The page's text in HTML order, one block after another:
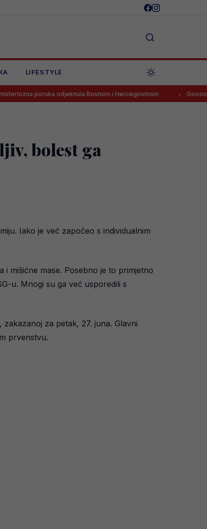
LIFESTYLE
odjeknula Bosnom i Hercegovinom Goooooool!
bolest ga
Iako je već započeo s individualnim
mišićne mase. Posebno je to primjetno
u. Mnogi su ga već usporedili s
za petak, 27. juna. Glavni
prvenstvu.